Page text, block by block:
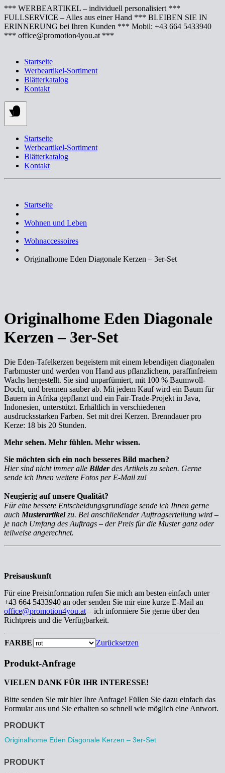
Springe
zum
Inhalt
*** WERBEARTIKEL – individuell personalisiert ***
FULLSERVICE – Alles aus einer Hand *** BLEIBEN SIE IN
ERINNERUNG bei Ihren Kunden *** Mobil: +43 664 5433940
*** office@promotion4you.at ***
Startseite
Werbeartikel-Sortiment
Blätterkatalog
Kontakt
Startseite
Werbeartikel-Sortiment
Blätterkatalog
Kontakt
Startseite
Wohnen und Leben
Wohnaccessoires
Originalhome Eden Diagonale Kerzen – 3er-Set
Originalhome Eden Diagonale
Kerzen – 3er-Set
Die Eden-Tafelkerzen begeistern mit einem lebendigen diagonalen
Farbmuster und werden von Hand aus pflanzlichem, paraffinfreiem
Wachs hergestellt. Sie sind unparfümiert, mit 100 % Baumwoll-
Docht, und brennen sauber ab. Mit jedem Kauf wird ein Baum für
Bauern in Afrika gepflanzt und ein Fair-Trade-Projekt in Java,
Indonesien, unterstützt. Erhältlich in verschiedenen
ausdrucksstarken Farben. Set mit drei Kerzen. Brenndauer pro
Kerze: 18 bis 20 Stunden.
Mehr sehen. Mehr fühlen. Mehr wissen.
Sie möchten sich ein noch besseres Bild machen?
Hier sind nicht immer alle Bilderdes Artikels zu sehen. Gerne
sende ich Ihnen weitere Fotos per E-Mail zu!
Neugierig auf unsere Qualität?
Für eine bessere Entscheidungsgrundlage sende ich Ihnen gerne
auch Musterartikelzu. Bei anschließender Auftragserteilung wird –
je nach Umfang des Auftrags – der Preis für die Muster ganz oder
teilweise angerechnet.
Preisauskunft
Für eine Preisinformation rufen Sie mich am besten einfach unter
+43 664 5433940 an oder senden Sie mir eine kurze E-Mail an
office@promotion4you.at – ich informiere Sie gerne über den
Richtpreis und die Verfügbarkeit.
FARBE Zurücksetzen
Produkt-Anfrage
VIELEN DANK FÜR IHR INTERESSE!
Bitte senden Sie mir hier Ihre Anfrage! Füllen Sie dazu einfach das
Formular aus und Sie erhalten so schnell wie möglich eine Antwort.
Anfrage
PRODUKT
PRODUKT